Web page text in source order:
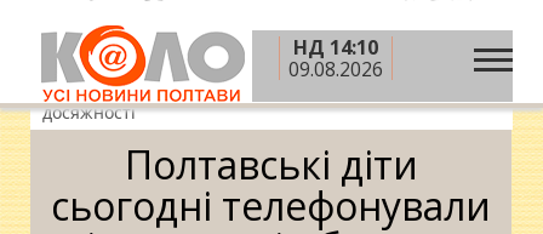
НД 14:10
09.08.2026
Головна » Новини »
Полтавські діти сьогодні
телефонували вітру, але він був поза зоною
досяжності
Полтавські діти
сьогодні телефонували